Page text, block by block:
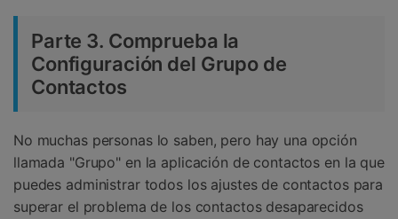
Parte 3. Comprueba la
Configuración del Grupo de
Contactos
No muchas personas lo saben, pero hay una opción
llamada "Grupo" en la aplicación de contactos en la que
puedes administrar todos los ajustes de contactos para
superar el problema de los contactos desaparecidos